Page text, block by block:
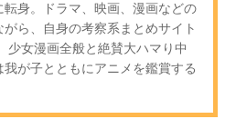
身。ドラマ、映画、漫画などの
ら、自身の考察系まとめサイト
少女漫画全般と絶賛大ハマり中
が子とともにアニメを鑑賞する